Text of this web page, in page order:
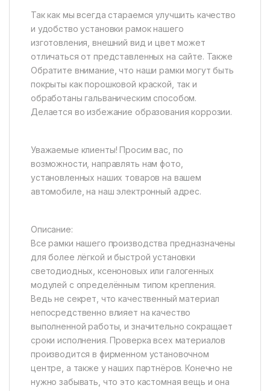
Так как мы всегда стараемся улучшить качество
и удобство установки рамок нашего
изготовления, внешний вид и цвет может
отличаться от представленных на сайте. Также
Обратите внимание, что наши рамки могут быть
покрыты как порошковой краской, так и
обработаны гальваническим способом.
Делается во избежание образования коррозии.
Уважаемые клиенты! Просим вас, по
возможности, направлять нам фото,
установленных наших товаров на вашем
автомобиле, на наш электронный адрес.
Описание:
Все рамки нашего производства предназначены
для более лёгкой и быстрой установки
светодиодных, ксеноновых или галогенных
модулей с определённым типом крепления.
Ведь не секрет, что качественный материал
непосредственно влияет на качество
выполненной работы, и значительно сокращает
сроки исполнения. Проверка всех материалов
производится в фирменном установочном
центре, а также у наших партнёров. Конечно не
нужно забывать, что это кастомная вещь и она